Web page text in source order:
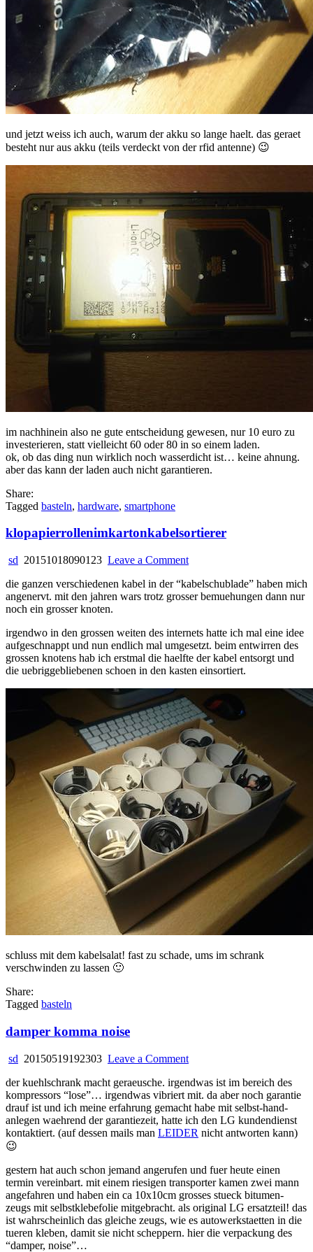
und jetzt weiss ich auch, warum der akku so lange haelt. das geraet
besteht nur aus akku (teils verdeckt von der rfid antenne) 😉
im nachhinein also ne gute entscheidung gewesen, nur 10 euro zu
investerieren, statt vielleicht 60 oder 80 in so einem laden.
ok, ob das ding nun wirklich noch wasserdicht ist… keine ahnung.
aber das kann der laden auch nicht garantieren.
Share:
Tagged basteln, hardware, smartphone
klopapierrollenimkartonkabelsortierer
sd 20151018090123 Leave a Commenton
die ganzen verschiedenen kabel in der “kabelschublade” haben mich
angenervt. mit den jahren wars trotz grosser bemuehungen dann nur
noch ein grosser knoten.
irgendwo in den grossen weiten des internets hatte ich mal eine idee
aufgeschnappt und nun endlich mal umgesetzt. beim entwirren des
grossen knotens hab ich erstmal die haelfte der kabel entsorgt und
die uebriggebliebenen schoen in den kasten einsortiert.
schluss mit dem kabelsalat! fast zu schade, ums im schrank
verschwinden zu lassen 🙂
Share:
Tagged basteln
damper komma noise
sd 20150519192303 Leave a Commenton
komma
noise
der kuehlschrank macht geraeusche. irgendwas ist im bereich des
kompressors “lose”… irgendwas vibriert mit. da aber noch garantie
drauf ist und ich meine erfahrung gemacht habe mit selbst-hand-
anlegen waehrend der garantiezeit, hatte ich den LG kundendienst
kontaktiert. (auf dessen mails man LEIDER nicht antworten kann)
😉
gestern hat auch schon jemand angerufen und fuer heute einen
termin vereinbart. mit einem riesigen transporter kamen zwei mann
angefahren und haben ein ca 10x10cm grosses stueck bitumen-
zeugs mit selbstklebefolie mitgebracht. als original LG ersatzteil! das
ist wahrscheinlich das gleiche zeugs, wie es autowerkstaetten in die
tueren kleben, damit sie nicht scheppern. hier die verpackung des
“damper, noise”…